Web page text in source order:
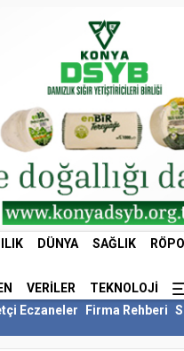
DÜNYA SAĞLIK
VERILER
TEKNOLOJI
Eczaneler Firma Rehberi